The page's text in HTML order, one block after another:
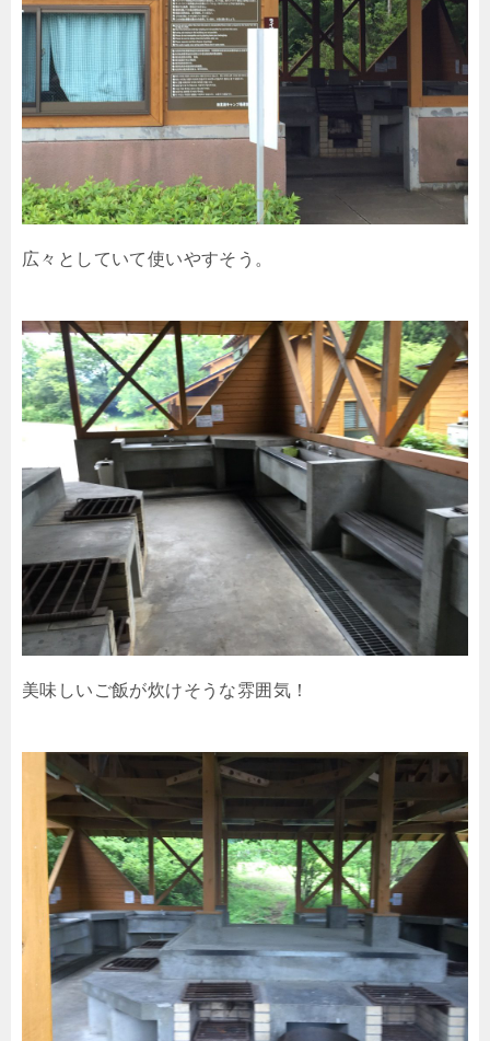
広々としていて使いやすそう。
美味しいご飯が炊けそうな雰囲気！